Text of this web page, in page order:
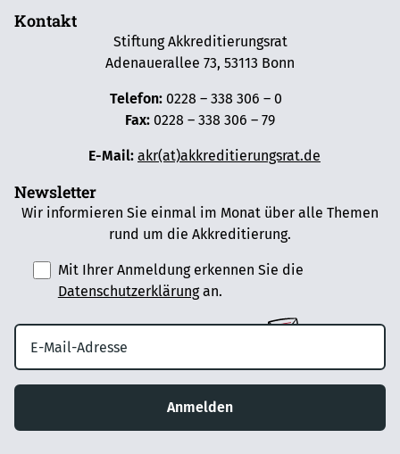
Kontakt
Stiftung Akkreditierungsrat
Adenauerallee 73, 53113 Bonn
Telefon:0228 – 338 306 – 0
Fax: 0228 – 338 306 – 79
E-Mail: akr(at)akkreditierungsrat.de
Newsletter
Wir informieren Sie einmal im Monat über alle Themen
rund um die Akkreditierung.
Mit Ihrer Anmeldung erkennen Sie die
Datenschutzerklärungan.
Anmelden